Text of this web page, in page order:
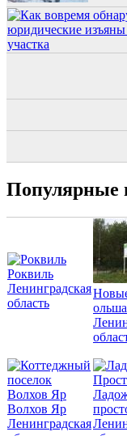
Популярные
Роквиль
Ленинградская
область
Волхов Яр
Ленинградская